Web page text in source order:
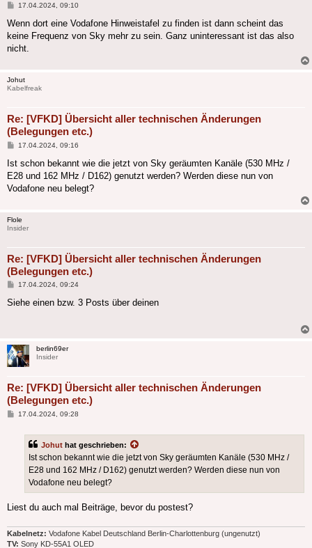
Beitrag
17.04.2024, 09:10
Wenn dort eine Vodafone Hinweistafel zu finden ist dann scheint das
keine Frequenz von Sky mehr zu sein. Ganz uninteressant ist das also
nicht.
Johut
Kabelfreak
Re: [VFKD] Übersicht aller technischen Änderungen
(Belegungen etc.)
Beitrag
17.04.2024, 09:16
Ist schon bekannt wie die jetzt von Sky geräumten Kanäle (530 MHz /
E28 und 162 MHz / D162) genutzt werden? Werden diese nun von
Vodafone neu belegt?
Flole
Insider
Re: [VFKD] Übersicht aller technischen Änderungen
(Belegungen etc.)
Beitrag
17.04.2024, 09:24
Siehe einen bzw. 3 Posts über deinen
berlin69er
Insider
Re: [VFKD] Übersicht aller technischen Änderungen
(Belegungen etc.)
Beitrag
17.04.2024, 09:28
Johut hat geschrieben:
Ist schon bekannt wie die jetzt von Sky geräumten Kanäle (530 MHz /
E28 und 162 MHz / D162) genutzt werden? Werden diese nun von
Vodafone neu belegt?
Liest du auch mal Beiträge, bevor du postest?
Kabelnetz: Vodafone Kabel Deutschland Berlin-Charlottenburg (ungenutzt)
TV: Sony KD-55A1 OLED